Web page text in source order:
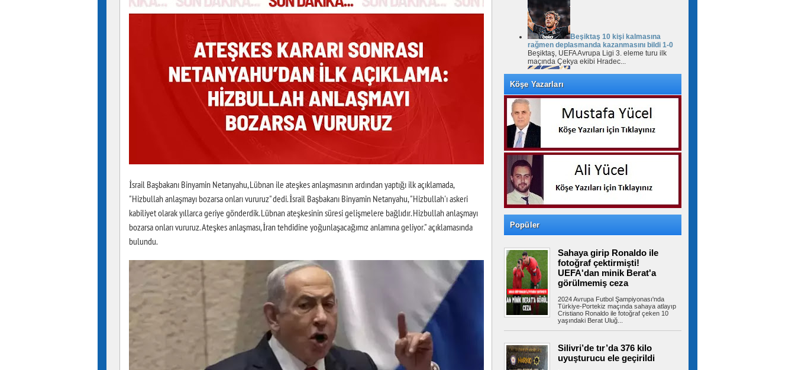
İsrail Başbakanı Binyamin Netanyahu, Lübnan ile ateşkes anlaşmasının ardından yaptığı ilk açıklamada,
"Hizbullah anlaşmayı bozarsa onları vururuz" dedi. İsrail Başbakanı Binyamin Netanyahu, "Hizbullah'ı askeri
kabiliyet olarak yıllarca geriye gönderdik. Lübnan ateşkesinin süresi gelişmelere bağlıdır. Hizbullah anlaşmayı
bozarsa onları vururuz. Ateşkes anlaşması, İran tehdidine yoğunlaşacağımız anlamına geliyor." açıklamasında
bulundu.
Beşiktaş 10 kişi kalmasına
rağmen deplasmanda kazanmasını bildi 1-0
Beşiktaş, UEFA Avrupa Ligi 3. eleme turu ilk
maçında Çekya ekibi Hradec...
Salah yaklaşık 30 bin taraftarın
önünde imzayı attı! İşte taraftarlara mesajı
Trabzonspor yeni transferi Muhammed Salah,
Şenol Güneş Spor Kompleksi'ndeki...
Avcılar Belediye Başkanı Utku
Caner Çaykara hakkında tahliye kararı verildi
Mayıs 2025’te Aziz İhsan Aktaş davası
kapsamında tutuklanan Avcılar Belediye...
adaylarına tercih desteği
Arnavutköy Belediyesi ile ‘Önce Öğrenci’ iş
birliğinde düzenlenen 2026...
Bayrampaşa Eğitiminde sürpriz
değişim! Suat Mamur gitti, Hüseyin Aydın
geldi
Bayrampaşa'yı da etkiledi....
Köşe Yazarları
Popüler
Sahaya girip Ronaldo ile
fotoğraf çektirmişti!
UEFA'dan minik Berat'a
görülmemiş ceza
2024 Avrupa Futbol Şampiyonası'nda
Türkiye-Portekiz maçında sahaya atlayıp
Cristiano Ronaldo ile fotoğraf çeken 10
yaşındaki Berat Uluğ...
Silivri’de tır’da 376 kilo
uyuşturucu ele geçirildi